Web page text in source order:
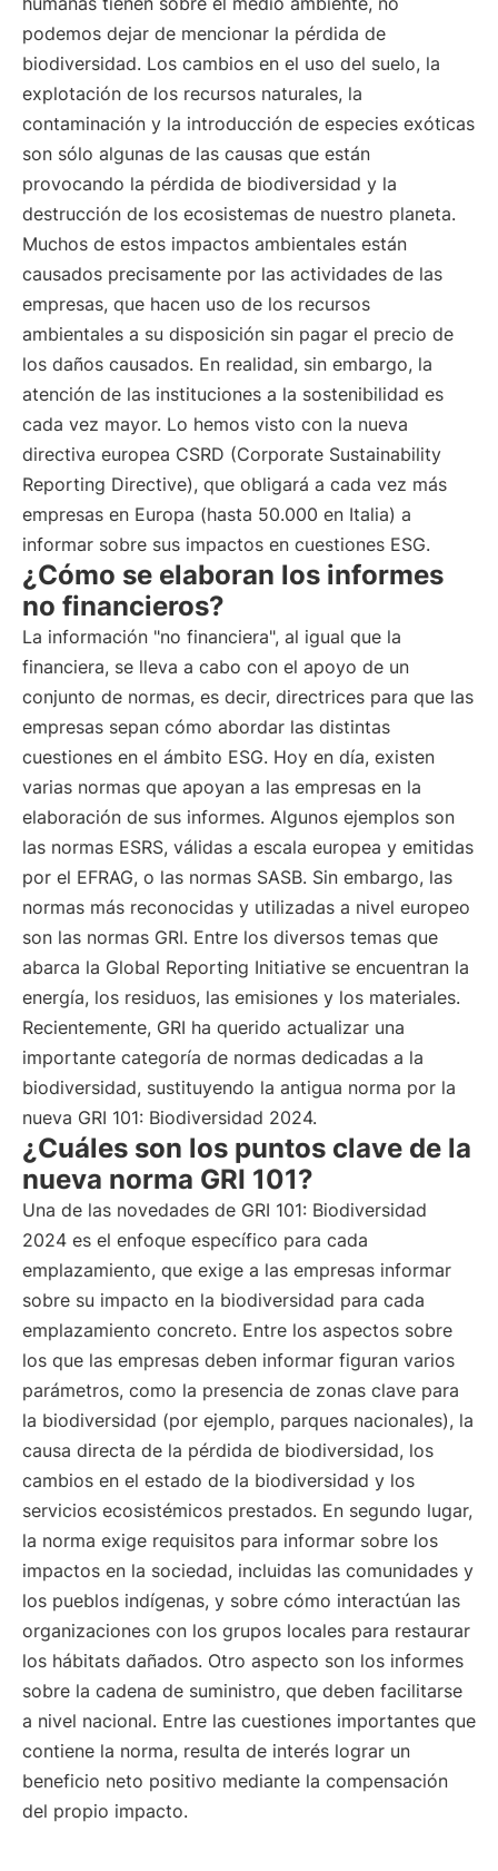
podemos dejar de mencionar la pérdida de
biodiversidad. Los cambios en el uso del suelo, la
explotación de los recursos naturales, la
contaminación y la introducción de especies exóticas
son sólo algunas de las causas que están
provocando la pérdida de biodiversidad y la
destrucción de los ecosistemas de nuestro planeta.
Muchos de estos impactos ambientales están
causados precisamente por las actividades de las
empresas, que hacen uso de los recursos
ambientales a su disposición sin pagar el precio de
los daños causados. En realidad, sin embargo, la
atención de las instituciones a la sostenibilidad es
cada vez mayor. Lo hemos visto con la nueva
directiva europea CSRD (Corporate Sustainability
Reporting Directive), que obligará a cada vez más
empresas en Europa (hasta 50.000 en Italia) a
informar sobre sus impactos en cuestiones ESG.
¿Cómo se elaboran los informes
no financieros?
La información "no financiera", al igual que la
financiera, se lleva a cabo con el apoyo de un
conjunto de normas, es decir, directrices para que las
empresas sepan cómo abordar las distintas
cuestiones en el ámbito ESG. Hoy en día, existen
varias normas que apoyan a las empresas en la
elaboración de sus informes. Algunos ejemplos son
las normas ESRS, válidas a escala europea y emitidas
por el EFRAG, o las normas SASB. Sin embargo, las
normas más reconocidas y utilizadas a nivel europeo
son las normas GRI. Entre los diversos temas que
abarca la Global Reporting Initiative se encuentran la
energía, los residuos, las emisiones y los materiales.
Recientemente, GRI ha querido actualizar una
importante categoría de normas dedicadas a la
biodiversidad, sustituyendo la antigua norma por la
nueva GRI 101: Biodiversidad 2024.
¿Cuáles son los puntos clave de la
nueva norma GRI 101?
Una de las novedades de GRI 101: Biodiversidad
2024 es el enfoque específico para cada
emplazamiento, que exige a las empresas informar
sobre su impacto en la biodiversidad para cada
emplazamiento concreto. Entre los aspectos sobre
los que las empresas deben informar figuran varios
parámetros, como la presencia de zonas clave para
la biodiversidad (por ejemplo, parques nacionales), la
causa directa de la pérdida de biodiversidad, los
cambios en el estado de la biodiversidad y los
servicios ecosistémicos prestados. En segundo lugar,
la norma exige requisitos para informar sobre los
impactos en la sociedad, incluidas las comunidades y
los pueblos indígenas, y sobre cómo interactúan las
organizaciones con los grupos locales para restaurar
los hábitats dañados. Otro aspecto son los informes
sobre la cadena de suministro, que deben facilitarse
a nivel nacional. Entre las cuestiones importantes que
contiene la norma, resulta de interés lograr un
beneficio neto positivo mediante la compensación
del propio impacto.